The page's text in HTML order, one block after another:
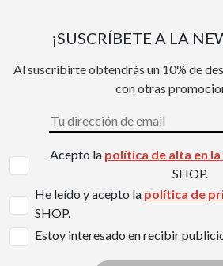
¡SUSCRÍBETE A LA
Al suscribirte obtendrás un 10% de
con otras
Acepto la política de alta en
SHOP.
He leído y acepto la política de
SHOP.
Estoy interesado en recibir